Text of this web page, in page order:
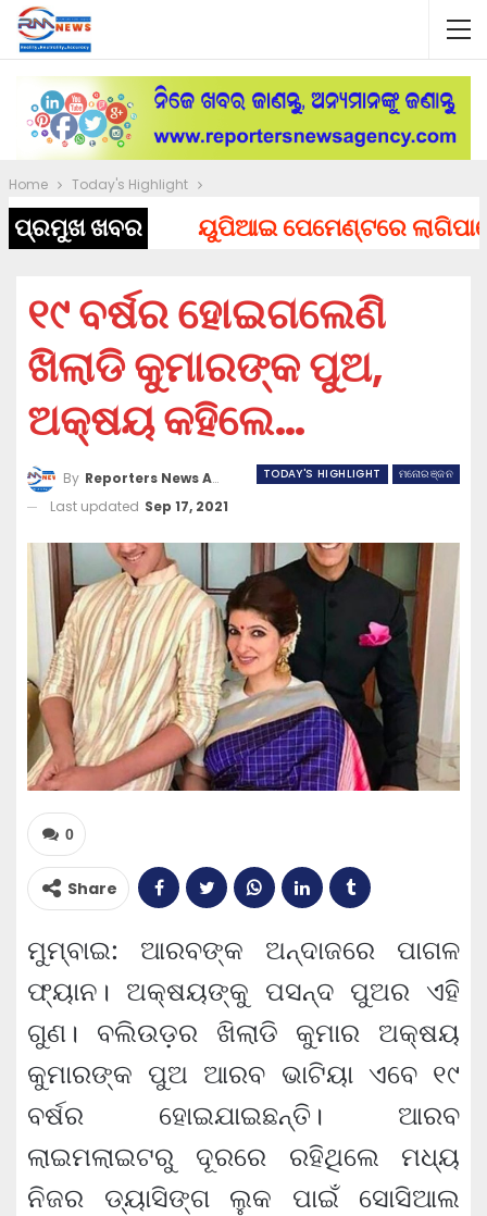
Home Today's Highlight
ପ୍ରମୁଖ ଖବର ୟୁପିଆଇ ପେମେଣ୍ଟରେ ଲାଗିପାରେ
୧୯ ବର୍ଷର ହୋଇଗଲେଣି
ଖିଲାଡି କୁମାରଙ୍କ ପୁଅ,
ଅକ୍ଷୟ କହିଲେ…
TODAY'S HIGHLIGHT ମନୋରଞ୍ଜନ
By Reporters News Agency
Last updated Sep 17, 2021
0
Share
ମୁମ୍ବାଇ: ଆରବଙ୍କ ଅନ୍ଦାଜରେ ପାଗଳ
ଫ୍ୟାନ। ଅକ୍ଷୟଙ୍କୁ ପସନ୍ଦ ପୁଅର ଏହି
ଗୁଣ। ବଲିଉଡ଼ର ଖିଲାଡି କୁମାର ଅକ୍ଷୟ
କୁମାରଙ୍କ ପୁଅ ଆରବ ଭାଟିୟା ଏବେ ୧୯
ବର୍ଷର ହୋଇଯାଇଛନ୍ତି। ଆରବ
ଲାଇମଲାଇଟରୁ ଦୂରରେ ରହିଥିଲେ ମଧ୍ୟ
ନିଜର ଡ୍ୟାସିଙ୍ଗ ଲୁକ ପାଇଁ ସୋସିଆଲ